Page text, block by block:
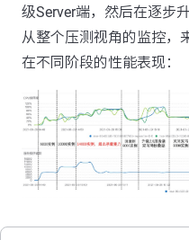
级Server端，然后在逐步
从整个压测视角的监控，
在不同阶段的性能表现：